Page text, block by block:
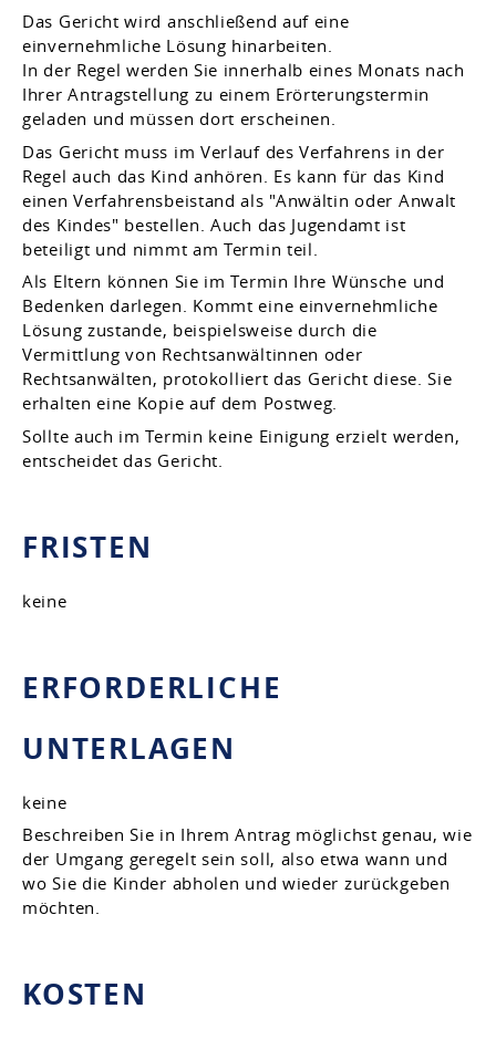
Das Gericht wird anschließend auf eine
einvernehmliche Lösung hinarbeiten.
In der Regel werden Sie innerhalb eines Monats nach
Ihrer Antragstellung zu einem Erörterungstermin
geladen und müssen dort erscheinen.
Das Gericht muss im Verlauf des Verfahrens in der
Regel auch das Kind anhören. Es kann für das Kind
einen Verfahrensbeistand als "Anwältin oder Anwalt
des Kindes" bestellen. Auch das Jugendamt ist
beteiligt und nimmt am Termin teil.
Als Eltern können Sie im Termin Ihre Wünsche und
Bedenken darlegen. Kommt eine einvernehmliche
Lösung zustande, beispielsweise durch die
Vermittlung von Rechtsanwältinnen oder
Rechtsanwälten, protokolliert das Gericht diese. Sie
erhalten eine Kopie auf dem Postweg.
Sollte auch im Termin keine Einigung erzielt werden,
entscheidet das Gericht.
FRISTEN
keine
ERFORDERLICHE
UNTERLAGEN
keine
Beschreiben Sie in Ihrem Antrag möglichst genau, wie
der Umgang geregelt sein soll, also etwa wann und
wo Sie die Kinder abholen und wieder zurückgeben
möchten.
KOSTEN